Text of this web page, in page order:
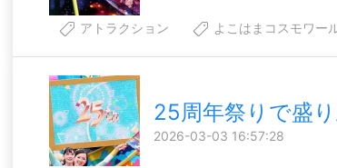
アトラクション よこはまコスモワー
25周年祭りで盛り
2026-03-03 16:57:28